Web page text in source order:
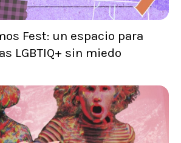
Fest: un espacio para
LGBTIQ+ sin miedo